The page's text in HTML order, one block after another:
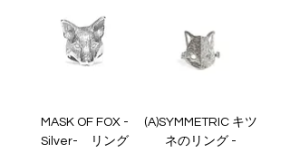
MASK OF FOX -
Silver- リング
(A)SYMMETRIC キツ
ネのリング -